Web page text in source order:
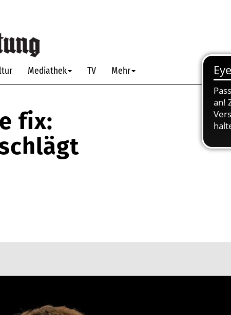
Mediathek TV Mehr
fix: